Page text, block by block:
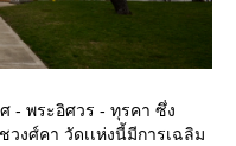
- พระอิศวร - ทุรคา ซึ่ง
งศ์คา วัดเเห่งนี้มีการเฉลิม